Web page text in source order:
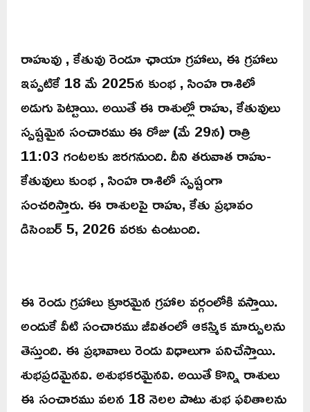
రాహువు , కేతువు రెండూ ఛాయా గ్రహాలు, ఈ గ్రహాలు
ఇప్పటికే 18 మే 2025న కుంభ , సింహ రాశిలో
అడుగు పెట్టాయి. అయితే ఈ రాశుల్లో రాహు, కేతువులు
స్పష్టమైన సంచారము ఈ రోజు (మే 29న) రాత్రి
11:03 గంటలకు జరగనుంది. దీని తరువాత రాహు-
కేతువులు కుంభ , సింహ రాశిలో స్పష్టంగా
సంచరిస్తారు. ఈ రాశులపై రాహు, కేతు ప్రభావం
డిసెంబర్ 5, 2026 వరకు ఉంటుంది.
ఈ రెండు గ్రహాలు క్రూరమైన గ్రహాల వర్గంలోకి వస్తాయి.
అందుకే వీటి సంచారము జీవితంలో ఆకస్మిక మార్పులను
తెస్తుంది. ఈ ప్రభావాలు రెండు విధాలుగా పనిచేస్తాయి.
శుభప్రదమైనవి. అశుభకరమైనవి. అయితే కొన్ని రాశులు
ఈ సంచారము వలన 18 నెలల పాటు శుభ ఫలితాలను